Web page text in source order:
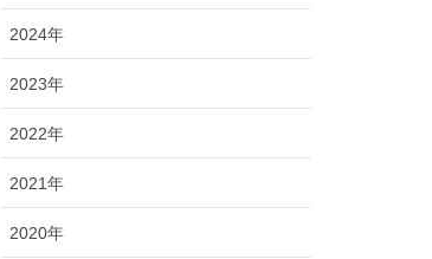
2024年
2023年
2022年
2021年
2020年